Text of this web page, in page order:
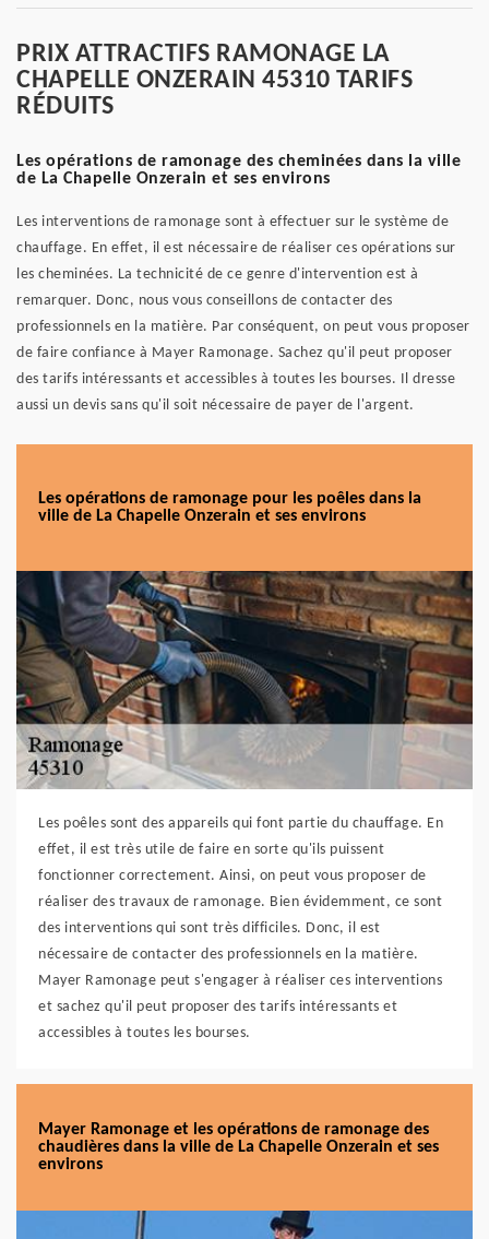
PRIX ATTRACTIFS RAMONAGE LA
CHAPELLE ONZERAIN 45310 TARIFS
RÉDUITS
Les opérations de ramonage des cheminées dans la ville
de La Chapelle Onzerain et ses environs
Les interventions de ramonage sont à effectuer sur le système de
chauffage. En effet, il est nécessaire de réaliser ces opérations sur
les cheminées. La technicité de ce genre d'intervention est à
remarquer. Donc, nous vous conseillons de contacter des
professionnels en la matière. Par conséquent, on peut vous proposer
de faire confiance à Mayer Ramonage. Sachez qu'il peut proposer
des tarifs intéressants et accessibles à toutes les bourses. Il dresse
aussi un devis sans qu'il soit nécessaire de payer de l'argent.
Les opérations de ramonage pour les poêles dans la
ville de La Chapelle Onzerain et ses environs
Les poêles sont des appareils qui font partie du chauffage. En
effet, il est très utile de faire en sorte qu'ils puissent
fonctionner correctement. Ainsi, on peut vous proposer de
réaliser des travaux de ramonage. Bien évidemment, ce sont
des interventions qui sont très difficiles. Donc, il est
nécessaire de contacter des professionnels en la matière.
Mayer Ramonage peut s'engager à réaliser ces interventions
et sachez qu'il peut proposer des tarifs intéressants et
accessibles à toutes les bourses.
Mayer Ramonage et les opérations de ramonage des
chaudières dans la ville de La Chapelle Onzerain et ses
environs